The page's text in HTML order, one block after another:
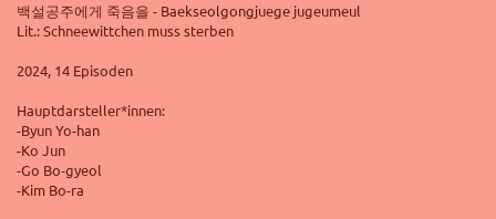
백설공주에게 죽음을 - Baekseolgongjuege jugeumeul
Lit.: Schneewittchen muss sterben
2024, 14 Episoden
Hauptdarsteller*innen:
-Byun Yo-han
-Ko Jun
-Go Bo-gyeol
-Kim Bo-ra